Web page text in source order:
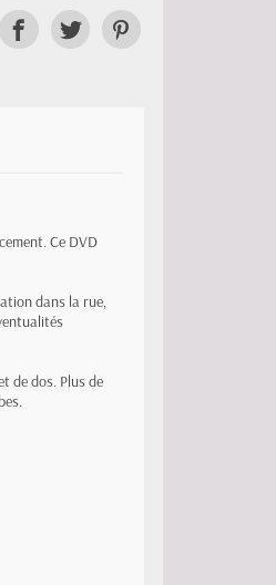
Ce DVD
dans la rue,
de dos. Plus de